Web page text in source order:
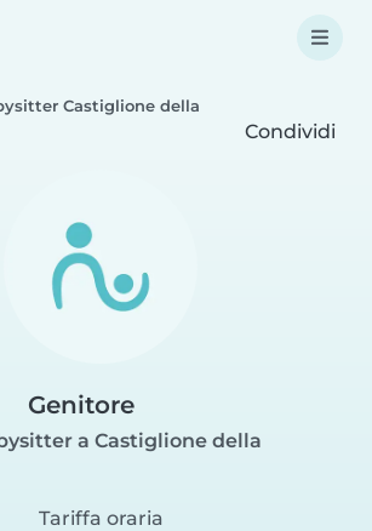
Castiglione della
Condividi
Genitore
a Castiglione della
Tariffa oraria